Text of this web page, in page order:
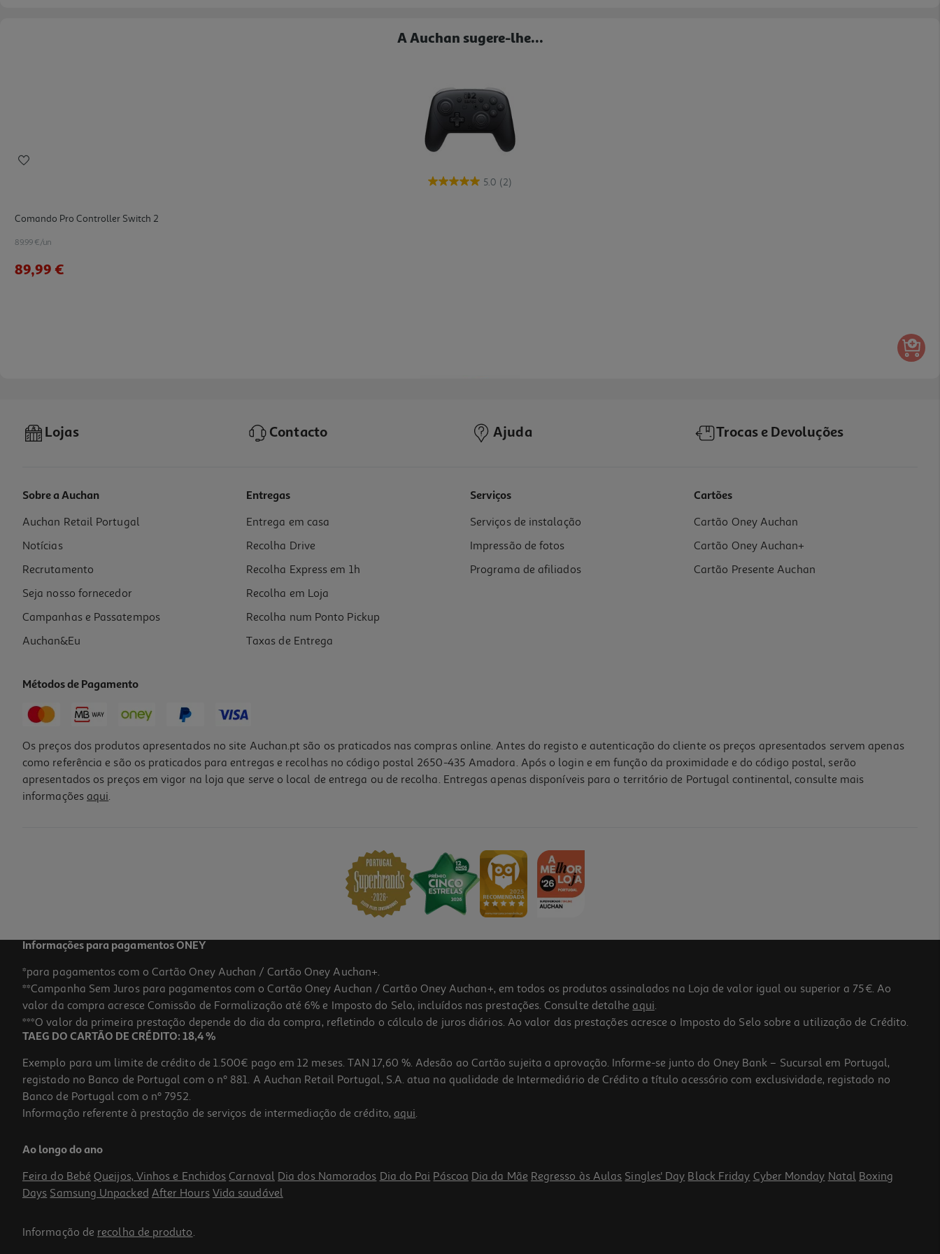
A Auchan sugere-lhe...
5.0 (2)
Comando Pro Controller Switch 2
89.99 €/un
89,99 €
Protetor De Hidrogel Switch 2 Ultrarresistente
6.99 €/un
6,99 €
14.99 €/un
14,99 €
Lojas Contacto Ajuda Trocas e Devoluções
Sobre a Auchan
Auchan Retail Portugal
Notícias
Recrutamento
Seja nosso fornecedor
Campanhas e Passatempos
Auchan&Eu
Entregas
Entrega em casa
Recolha Drive
Recolha Express em 1h
Recolha em Loja
Recolha num Ponto Pickup
Taxas de Entrega
Serviços
Serviços de instalação
Impressão de fotos
Programa de afiliados
Cartões
Cartão Oney Auchan
Cartão Oney Auchan+
Cartão Presente Auchan
Métodos de Pagamento
Os preços dos produtos apresentados no site Auchan.pt são os praticados nas compras online. Antes do registo e autenticação do cliente os preços apresentados servem apenas
como referência e são os praticados para entregas e recolhas no código postal 2650-435 Amadora. Após o login e em função da proximidade e do código postal, serão
apresentados os preços em vigor na loja que serve o local de entrega ou de recolha. Entregas apenas disponíveis para o território de Portugal continental, consulte mais
informações aqui.
Informações para pagamentos ONEY
*para pagamentos com o Cartão Oney Auchan / Cartão Oney Auchan+.
**Campanha Sem Juros para pagamentos com o Cartão Oney Auchan / Cartão Oney Auchan+, em todos os produtos assinalados na Loja de valor igual ou superior a 75€. Ao
valor da compra acresce Comissão de Formalização até 6% e Imposto do Selo, incluídos nas prestações. Consulte detalhe aqui.
***O valor da primeira prestação depende do dia da compra, refletindo o cálculo de juros diários. Ao valor das prestações acresce o Imposto do Selo sobre a utilização de Crédito.
TAEG DO CARTÃO DE CRÉDITO: 18,4 %
Exemplo para um limite de crédito de 1.500€ pago em 12 meses. TAN 17,60 %. Adesão ao Cartão sujeita a aprovação. Informe-se junto do Oney Bank – Sucursal em Portugal,
registado no Banco de Portugal com o nº 881. A Auchan Retail Portugal, S.A. atua na qualidade de Intermediário de Crédito a título acessório com exclusividade, registado no
Banco de Portugal com o nº 7952.
Informação referente à prestação de serviços de intermediação de crédito, aqui.
Ao longo do ano
Feira do Bebé Queijos, Vinhos e Enchidos Carnaval Dia dos Namorados Dia do Pai Páscoa Dia da Mãe Regresso às Aulas Singles' Day Black Friday Cyber Monday Natal Boxing
Days Samsung Unpacked After Hours Vida saudável
Informação de recolha de produto.